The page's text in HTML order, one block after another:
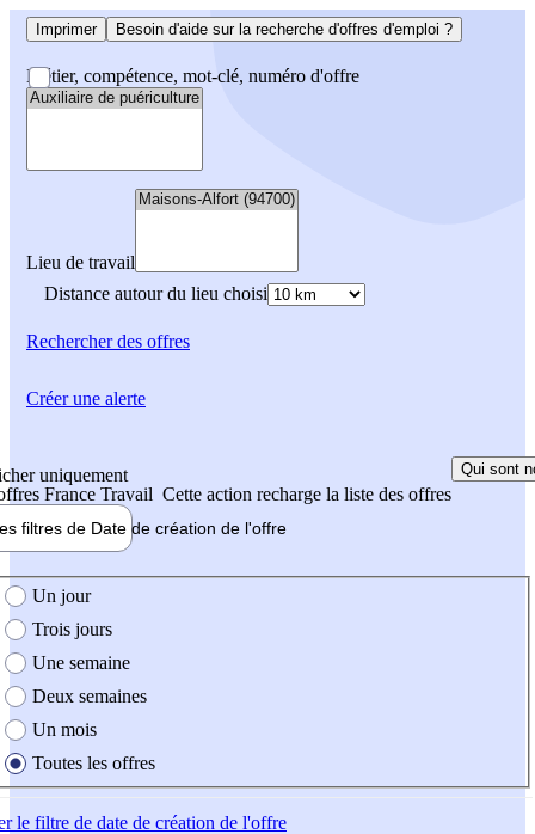
Imprimer Besoin d'aide sur la recherche d'offres d'emploi ?
Métier, compétence, mot-clé, numéro d'offre
Lieu de travail
Distance autour du lieu choisi
Rechercherdes offres
uniquement
France Travail Cette action recharge la liste des offres
Qui sont
filtres de Date de création de l'offre
création de l'offre
Un jour
Trois jours
Une semaine
Deux semaines
Un mois
Toutes les offres
le filtre de date de création de l'offre
Créer une alerte